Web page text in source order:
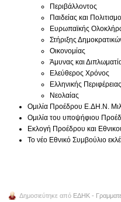
Περιβάλλοντος
Παιδείας και
Ευρωπαϊκής
Στήριξης
Οικονομίας
Άμυνας και
Ελεύθερος Χρόνος
Ελληνικής Περιφέρειας
Νεολαίας
Ομιλία Προέδρου Ε.ΔΗ.Ν.
Ομιλία του υποψήφιου
Εκλογή Προέδρου και
Το νέο Εθνικό Συμβούλιο
Δημοσιεύτηκε από ΕΔΗΚ -